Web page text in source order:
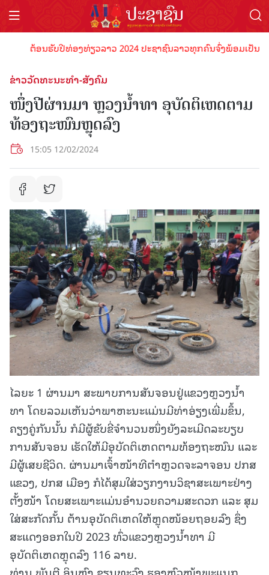
ຕ້ອນຮັບປີທ່ອງທ່ຽວລາວ 2024 ປະຊາຊົນລາວທຸກຄົນຈົ່ງພ້ອມເປັນເ
ຂ່າວວັດທະນະທຳ-ສັງຄົມ
ໜຶ່ງປີຜ່ານມາ ຫຼວງນ້ຳທາ ອຸບັດຕິເຫດຕາມ
ທ້ອງຖະໜົນຫຼຸດລົງ
15:05 12/02/2024
ໄລຍະ 1 ຜ່ານມາ ສະພາບການສັນຈອນຢູ່ແຂວງຫຼວງນ້ຳ
ທາ ໂດຍລວມເຫັນວ່າພາຫະນະແມ່ນມີທ່າອ່ຽງເພີ່ມຂຶ້ນ,
ຄຽງຄູ່ກັນນັ້ນ ກໍມີຜູ້ຂັບຂີ່ຈຳນວນໜຶ່ງຍັງລະເມີດລະບຽບ
ການສັນຈອນ ເຮັດໃຫ້ມີອຸບັດຕິເຫດຕາມທ້ອງຖະໜົນ ແລະ
ມີຜູ້ເສຍຊີວິດ. ຜ່ານມາເຈົ້າໜ້າທີຕຳຫຼວດຈະລາຈອນ ປກສ
ແຂວງ, ປກສ ເມືອງ ກໍໄດ້ສຸມໃສ່ວຽກງານວິຊາສະເພາະຢ່າງ
ຕັ້ງໜ້າ ໂດຍສະເພາະແມ່ນອຳນວຍຄວາມສະດວກ ແລະ ສຸມ
ໃສ່ສະກັດກັ້ນ ຕ້ານອຸບັດຕິເຫດໃຫ້ຫຼຸດໜ້ອຍຖອຍລົງ ຊຶ່ງ
ສະແດງອອກໃນປີ 2023 ທົ່ວແຂວງຫຼວງນໍ້າທາ ມີ
ອຸບັດຕິເຫດຫຼຸດລົງ 116 ລາຍ.